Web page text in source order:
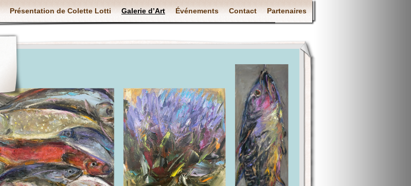
Présentation de Colette Lotti Galerie d’Art Événements Contact Partenaires